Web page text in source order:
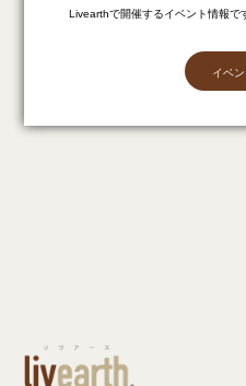
Livearthで開催するイベント情報で
イベ